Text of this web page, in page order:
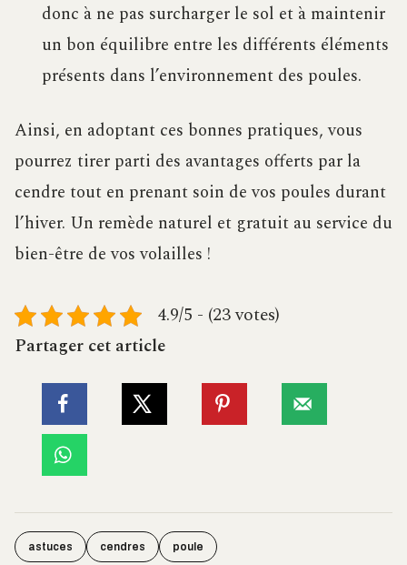
donc à ne pas surcharger le sol et à maintenir
un bon équilibre entre les différents éléments
présents dans l’environnement des poules.
Ainsi, en adoptant ces bonnes pratiques, vous
pourrez tirer parti des avantages offerts par la
cendre tout en prenant soin de vos poules durant
l’hiver. Un remède naturel et gratuit au service du
bien-être de vos volailles !
4.9/5 - (23 votes)
Partager cet article
astuces cendres poule